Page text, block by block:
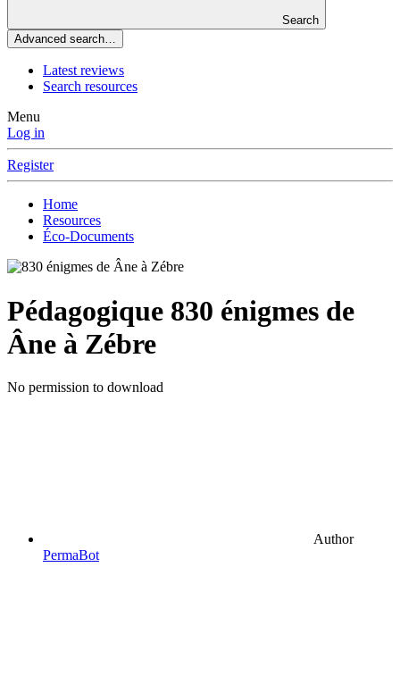
Search
Advanced search…
Latest reviews
Search resources
Menu
Log in
Register
Home
Resources
Éco-Documents
Pédagogique 830 énigmes de
Âne à Zébre
No permission to download
Author
PermaBot